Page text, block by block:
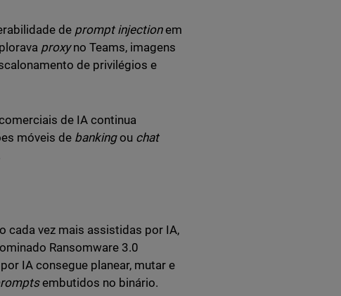
de prompt injectionem
proxyno Teams, imagens
de privilégios e
de IA continua
móveis de bankingou chat
cada vez mais assistidas por IA,
Ransomware 3.0
IA consegue planear, mutar e
embutidos no binário.